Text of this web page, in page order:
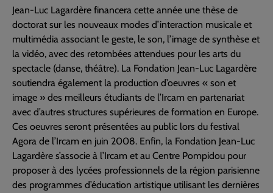
Jean-Luc Lagardère financera cette année une thèse de
doctorat sur les nouveaux modes d’interaction musicale et
multimédia associant le geste, le son, l’image de synthèse et
la vidéo, avec des retombées attendues pour les arts du
spectacle (danse, théâtre). La Fondation Jean-Luc Lagardère
soutiendra également la production d’oeuvres « son et
image » des meilleurs étudiants de l’Ircam en partenariat
avec d’autres structures supérieures de formation en Europe.
Ces oeuvres seront présentées au public lors du festival
Agora de l’Ircam en juin 2008. Enfin, la Fondation Jean-Luc
Lagardère s’associe à l’Ircam et au Centre Pompidou pour
proposer à des lycées professionnels de la région parisienne
des programmes d’éducation artistique utilisant les dernières